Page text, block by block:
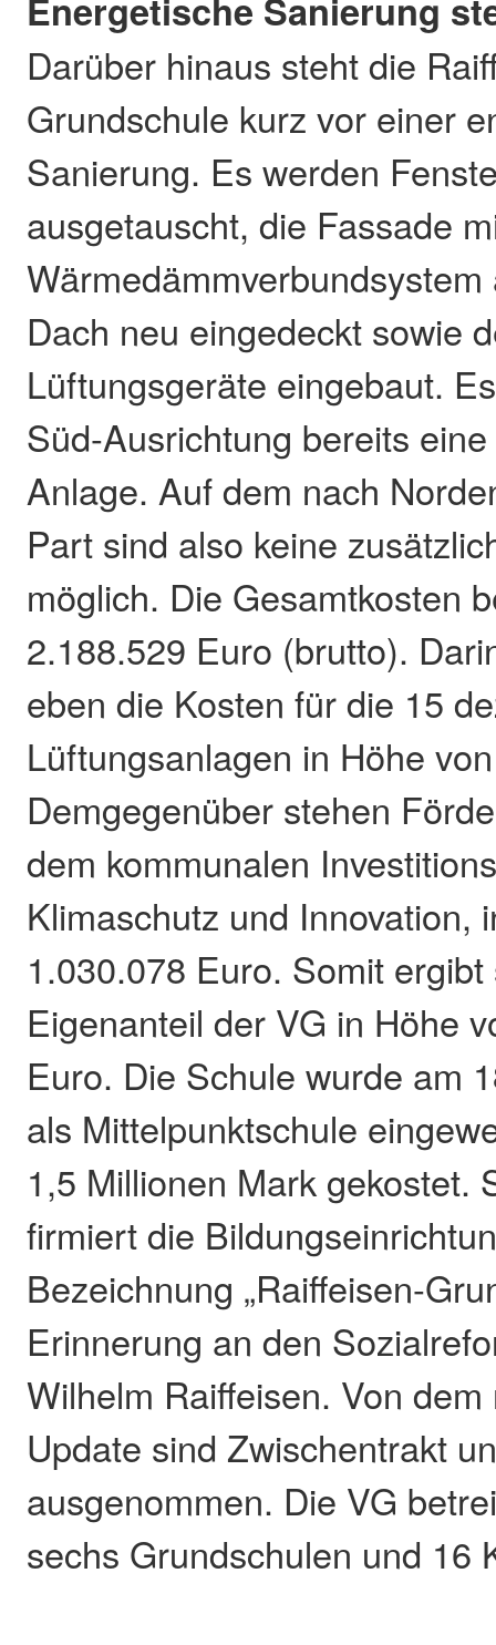
Darüber hinaus steht die
Grundschule kurz vor einer
Sanierung. Es werden
ausgetauscht, die Fassade
Dach neu eingedeckt sowie
Lüftungsgeräte eingebaut.
Süd-Ausrichtung bereits
Anlage. Auf dem nach
Part sind also keine
möglich. Die Gesamtkosten
2.188.529 Euro (brutto).
eben die Kosten für die 15
Lüftungsanlagen in Höhe
Demgegenüber stehen
dem kommunalen
Klimaschutz und Innovation,
1.030.078 Euro. Somit
Eigenanteil der VG in Höhe
Euro. Die Schule wurde am
als Mittelpunktschule
1,5 Millionen Mark gekostet.
firmiert die
Bezeichnung „Raiffeisen-
Erinnerung an den
Wilhelm Raiffeisen. Von
Update sind Zwischentrakt
ausgenommen. Die VG
sechs Grundschulen und 16